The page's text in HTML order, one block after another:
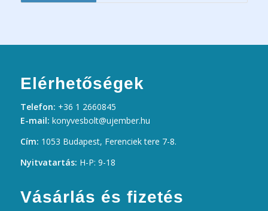
Elérhetőségek
Telefon: +36 1 2660845
E-mail: konyvesbolt@ujember.hu
Cím: 1053 Budapest, Ferenciek tere 7-8.
Nyitvatartás: H-P: 9-18
Vásárlás és fizetés